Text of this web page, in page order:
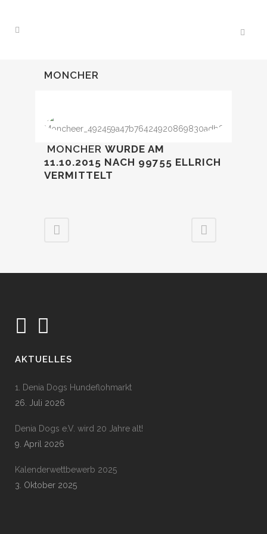
MONCHER
MONCHER WURDE AM
11.10.2015 NACH 99755 ELLRICH
VERMITTELT
AKTUELLES
1. Denia Dogs Hundeflohmarkt
26. Juli 2026
Denia Dogs e.V. wird 20 Jahre alt!
9. April 2026
Kalenderwettbewerb 2025
3. Oktober 2025